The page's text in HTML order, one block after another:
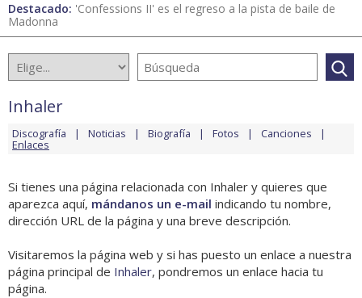
Destacado: 'Confessions II' es el regreso a la pista de baile de
Madonna
Inhaler
Discografía Noticias Biografía Fotos Canciones
Enlaces
Si tienes una página relacionada con Inhaler y quieres que
aparezca aquí, mándanos un e-mail indicando tu nombre,
dirección URL de la página y una breve descripción.
Visitaremos la página web y si has puesto un enlace a nuestra
página principal de Inhaler, pondremos un enlace hacia tu
página.